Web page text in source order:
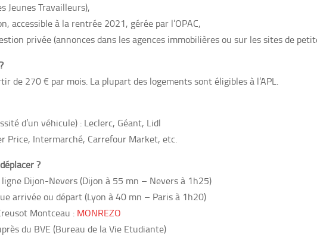
Jeunes Travailleurs),
accessible à la rentrée 2021, gérée par l’OPAC,
privée (annonces dans les agences immobilières ou sur les sites de
de 270 € par mois. La plupart des logements sont éligibles à l’APL.
d’un véhicule) : Leclerc, Géant, Lidl
Price, Intermarché, Carrefour Market, etc.
?
Dijon-Nevers (Dijon à 55 mn – Nevers à 1h25)
arrivée ou départ (Lyon à 40 mn – Paris à 1h20)
Montceau : MONREZO
du BVE (Bureau de la Vie Etudiante)